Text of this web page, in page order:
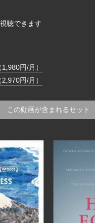
聴できます
円/月）
円/月）
この動画が含まれるセット